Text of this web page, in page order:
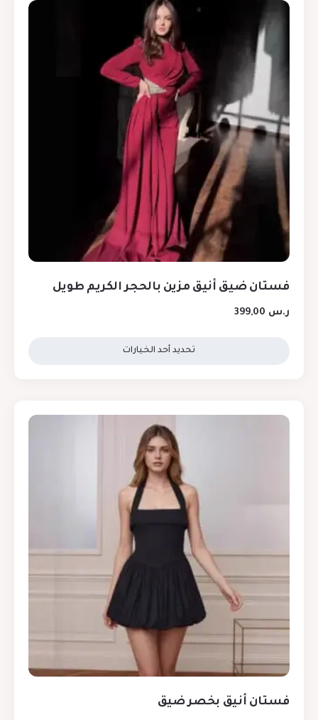
فستان ضيق أنيق مزين بالحجر الكريم طويل
ر.س
تحديد أحد الخيارات
فستان أنيق بخصر ضيق